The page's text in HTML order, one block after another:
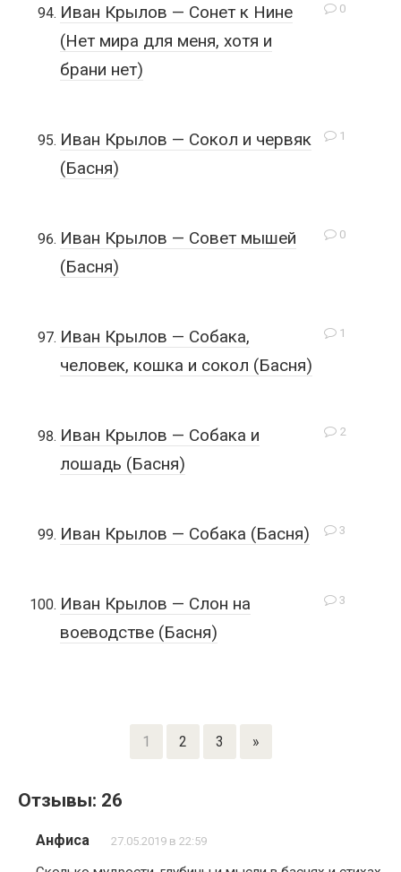
0
Иван Крылов — Сонет к Нине
(Нет мира для меня, хотя и
брани нет)
1
Иван Крылов — Сокол и червяк
(Басня)
0
Иван Крылов — Совет мышей
(Басня)
1
Иван Крылов — Собака,
человек, кошка и сокол (Басня)
2
Иван Крылов — Собака и
лошадь (Басня)
3
Иван Крылов — Собака (Басня)
3
Иван Крылов — Слон на
воеводстве (Басня)
1 2 3 »
Отзывы: 26
Анфиса 27.05.2019 в 22:59